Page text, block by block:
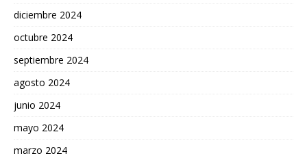
diciembre 2024
octubre 2024
septiembre 2024
agosto 2024
junio 2024
mayo 2024
marzo 2024